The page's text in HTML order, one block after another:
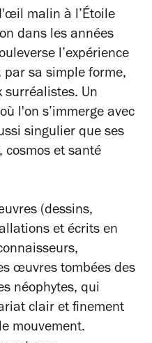
malin à l’Étoile
dans les années
l’expérience
par sa simple forme,
surréalistes. Un
l'on s’immerge avec
singulier que ses
cosmos et santé
(dessins,
et écrits en
œuvres tombées des
néophytes, qui
clair et finement
mouvement.